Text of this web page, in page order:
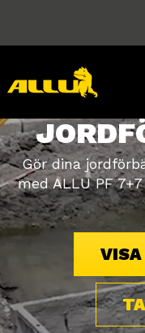
content
Gör dina
med ALLU PF
VISA